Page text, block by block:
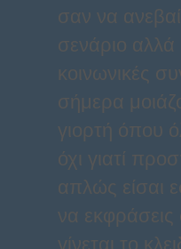
σαν να
σενάριο αλλά
κοινωνικές
σήμερα
γιορτή όπου
όχι γιατί
απλώς είσαι
να
γίνεται το